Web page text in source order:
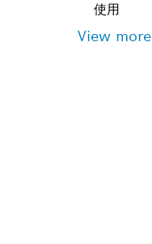
使用
View more